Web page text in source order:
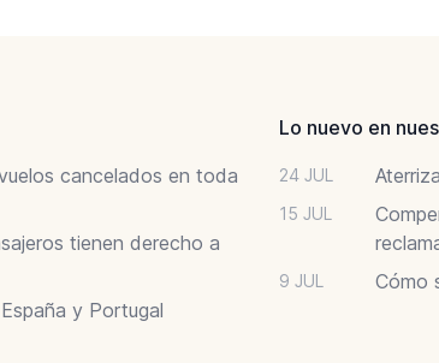
cancelados en toda
tienen derecho a
y Portugal
Lo nuevo en
24 JUL
15 JUL
9 JUL Cómo